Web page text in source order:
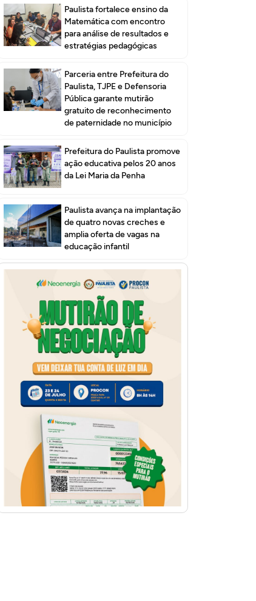
Paulista fortalece ensino da
Matemática com encontro
para análise de resultados e
estratégias pedagógicas
Parceria entre Prefeitura do
Paulista, TJPE e Defensoria
Pública garante mutirão
gratuito de reconhecimento
de paternidade no município
Prefeitura do Paulista promove
ação educativa pelos 20 anos
da Lei Maria da Penha
Paulista avança na implantação
de quatro novas creches e
amplia oferta de vagas na
educação infantil